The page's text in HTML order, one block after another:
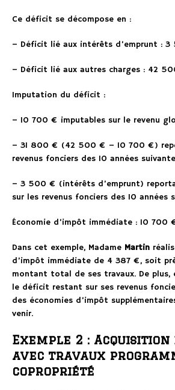
Ce déficit se décompose en :
– Déficit lié aux intérêts d’emprunt :
– Déficit lié aux autres charges : 42
Imputation du déficit :
– 10 700 € imputables sur le revenu
– 31 800 € (42 500 € – 10 700 €)
revenus fonciers des 10 années
– 3 500 € (intérêts d’emprunt)
sur les revenus fonciers des 10 années
Économie d’impôt immédiate : 10 700
Dans cet exemple, Madame Martin
d’impôt immédiate de 4 387 €, soit
montant total de ses travaux. De plus,
le déficit restant sur ses revenus
des économies d’impôt
venir.
Exemple 2 : Acquisition
avec travaux
copropriété